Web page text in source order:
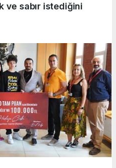
ve sabır istediğini